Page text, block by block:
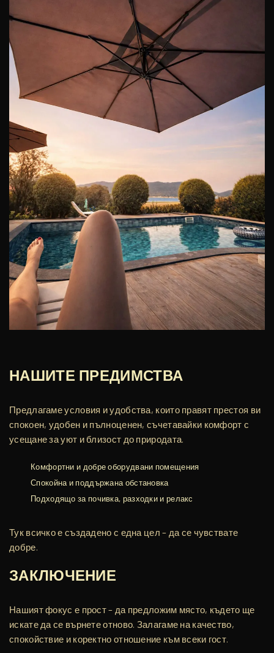
НАШИТЕ ПРЕДИМСТВА
Предлагаме условия и удобства, които правят престоя ви
спокоен, удобен и пълноценен, съчетавайки комфорт с
усещане за уют и близост до природата.
Комфортни и добре оборудвани помещения
Спокойна и поддържана обстановка
Подходящо за почивка, разходки и релакс
Тук всичко е създадено с една цел – да се чувствате
добре.
ЗАКЛЮЧЕНИЕ
Нашият фокус е прост – да предложим място, където ще
искате да се върнете отново. Залагаме на качество,
спокойствие и коректно отношение към всеки гост.